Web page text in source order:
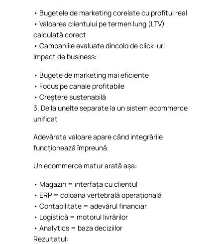
• Bugetelede marketingcorelatecu profitul real
•Valoarea clientului pe termen lung (LTV)
calculată corect
•Campaniileevaluatedincolode click-uri
Impact de business:
• Bugetede marketing maieficiente
• Focus pecanale profitabile
•Creșteresustenabilă
3. De launelteseparate la unsistem ecommerce
unificat
Adevărata valoareaparecând integrările
funcționează împreună.
Un ecommerce maturarată așa:
• Magazin = interfața cuclientul
• ERP =coloana vertebrală operațională
•Contabilitate =adevărulfinanciar
• Logistică = motorul livrărilor
•Analytics = baza deciziilor
Rezultatul: